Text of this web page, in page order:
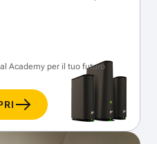
Academy per il tuo futuro